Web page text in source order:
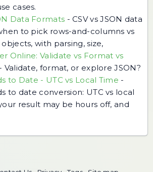
cases.
Data Formats -CSV vs JSON data
to pick rows-and-columns vs
with parsing, size,
Online: Validate vs Format vs
- Validate, format, or explore JSON?
to Date - UTC vs Local Time -
to date conversion: UTC vs local
result may be hours off, and